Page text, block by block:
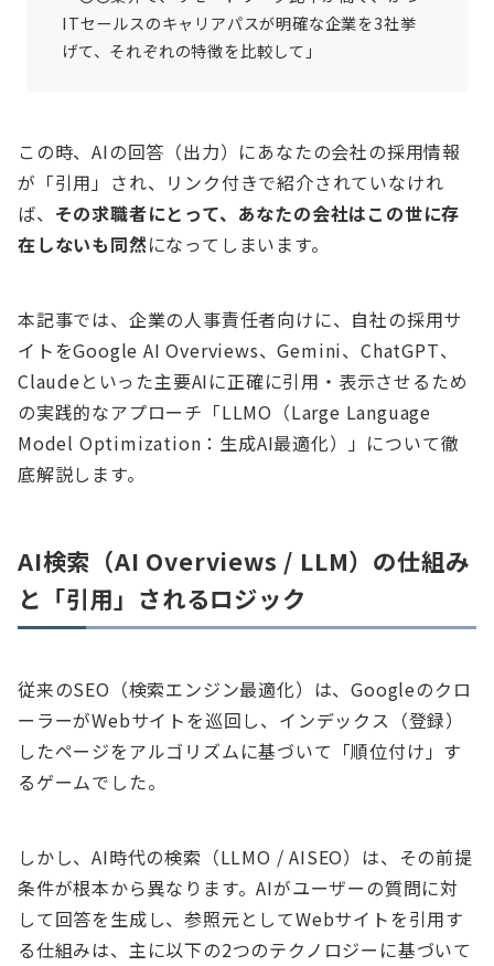
ITセールスのキャリアパスが明確な企業を3社挙
げて、それぞれの特徴を比較して」
この時、AIの回答（出力）にあなたの会社の採用情報
が「引用」され、リンク付きで紹介されていなけれ
ば、 その求職者にとって、あなたの会社はこの世に存
在しないも同然になってしまいます。
本記事では、企業の人事責任者向けに、自社の採用サ
イトをGoogle AI Overviews、Gemini、ChatGPT、
Claudeといった主要AIに正確に引用・表示させるため
の実践的なアプローチ「LLMO（Large Language
Model Optimization：生成AI最適化）」について徹
底解説します。
AI検索（AI Overviews / LLM）の仕組み
と「引用」されるロジック
従来のSEO（検索エンジン最適化）は、Googleのクロ
ーラーがWebサイトを巡回し、インデックス（登録）
したページをアルゴリズムに基づいて「順位付け」す
るゲームでした。
しかし、AI時代の検索（LLMO / AISEO）は、その前提
条件が根本から異なります。AIがユーザーの質問に対
して回答を生成し、参照元としてWebサイトを引用す
る仕組みは、主に以下の2つのテクノロジーに基づいて